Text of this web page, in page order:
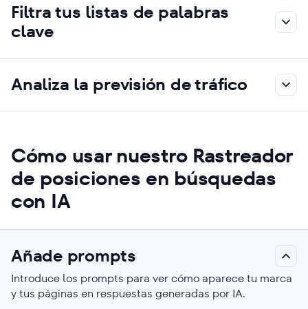
Filtra tus listas de palabras
clave
Analiza la previsión de tráfico
Cómo usar nuestro Rastreador
de posiciones en búsquedas
con IA
Añade prompts
Introduce los prompts para ver cómo aparece tu marca
y tus páginas en respuestas generadas por IA.